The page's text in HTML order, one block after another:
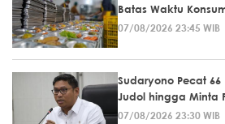
Batas Waktu
07/08/2026 23:45 WIB
Sudaryono Pecat 66
Judol hingga Minta
07/08/2026 23:30 WIB